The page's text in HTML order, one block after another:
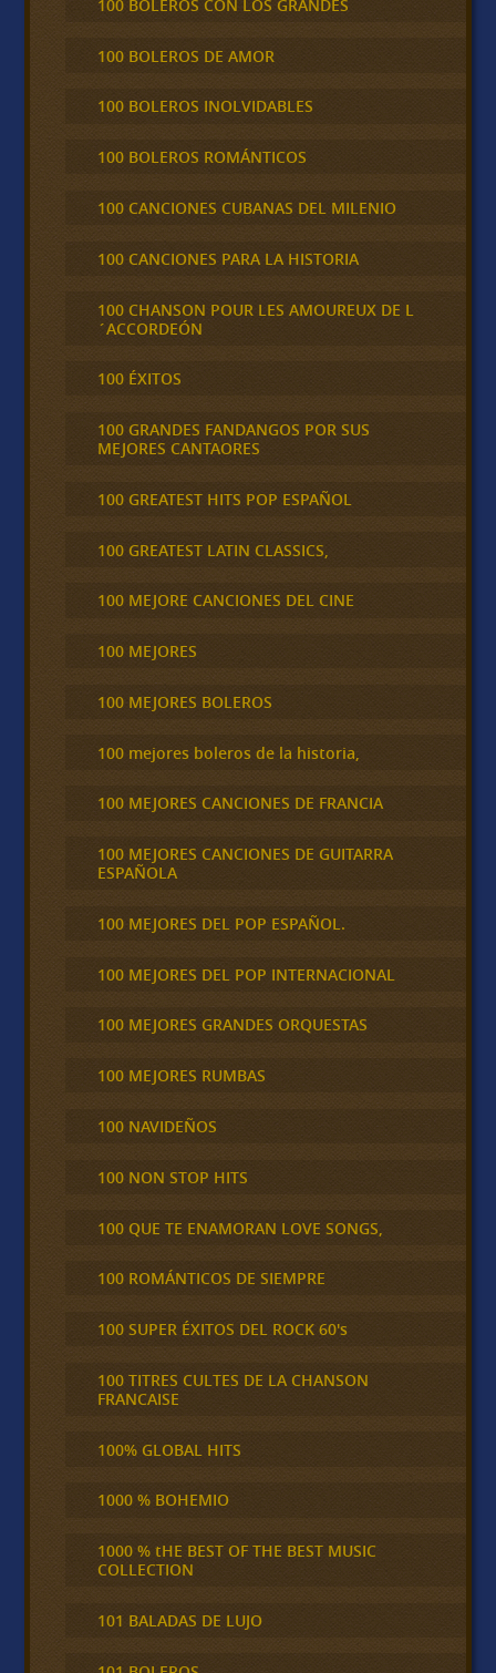
100 BOLEROS CON LOS GRANDES
100 BOLEROS DE AMOR
100 BOLEROS INOLVIDABLES
100 BOLEROS ROMÁNTICOS
100 CANCIONES CUBANAS DEL MILENIO
100 CANCIONES PARA LA HISTORIA
100 CHANSON POUR LES AMOUREUX DE L
´ACCORDEÓN
100 ÉXITOS
100 GRANDES FANDANGOS POR SUS
MEJORES CANTAORES
100 GREATEST HITS POP ESPAÑOL
100 GREATEST LATIN CLASSICS,
100 MEJORE CANCIONES DEL CINE
100 MEJORES
100 MEJORES BOLEROS
100 mejores boleros de la historia,
100 MEJORES CANCIONES DE FRANCIA
100 MEJORES CANCIONES DE GUITARRA
ESPAÑOLA
100 MEJORES DEL POP ESPAÑOL.
100 MEJORES DEL POP INTERNACIONAL
100 MEJORES GRANDES ORQUESTAS
100 MEJORES RUMBAS
100 NAVIDEÑOS
100 NON STOP HITS
100 QUE TE ENAMORAN LOVE SONGS,
100 ROMÁNTICOS DE SIEMPRE
100 SUPER ÉXITOS DEL ROCK 60's
100 TITRES CULTES DE LA CHANSON
FRANCAISE
100% GLOBAL HITS
1000 % BOHEMIO
1000 % tHE BEST OF THE BEST MUSIC
COLLECTION
101 BALADAS DE LUJO